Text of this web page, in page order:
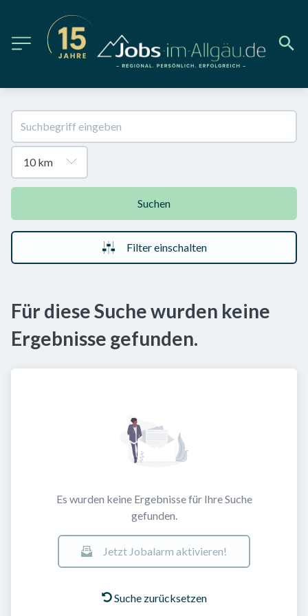
Suchen
Filter einschalten
Für diese Suche wurden keine
Ergebnisse gefunden.
Es wurden keine Ergebnisse für Ihre Suche
gefunden.
Jetzt Jobalarm aktivieren!
Suche zurücksetzen